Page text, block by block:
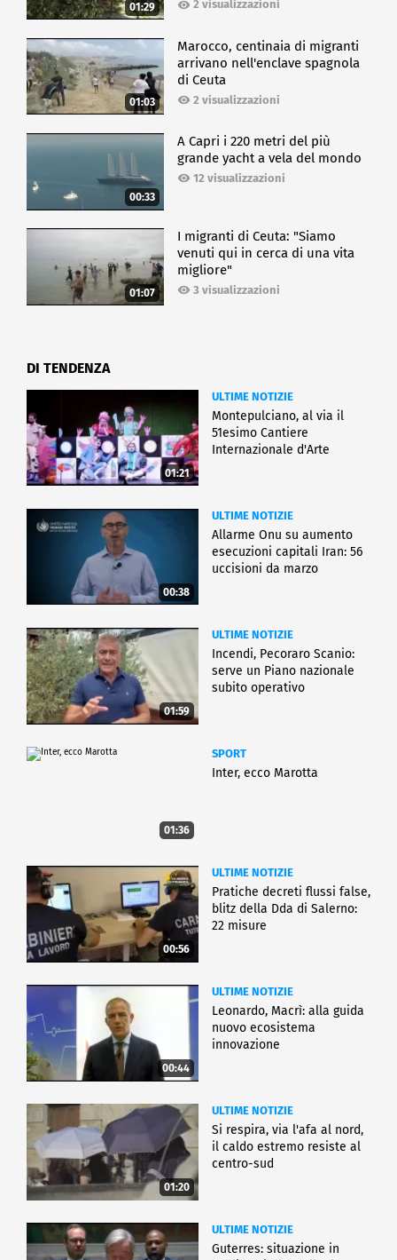
01:29 2 visualizzazioni
01:03
Marocco, centinaia di migranti
arrivano nell'enclave spagnola
di Ceuta
2 visualizzazioni
00:33
A Capri i 220 metri del più
grande yacht a vela del mondo
12 visualizzazioni
01:07
I migranti di Ceuta: "Siamo
venuti qui in cerca di una vita
migliore"
3 visualizzazioni
DI TENDENZA
01:21
ULTIME NOTIZIE
Montepulciano, al via il
51esimo Cantiere
Internazionale d'Arte
00:38
ULTIME NOTIZIE
Allarme Onu su aumento
esecuzioni capitali Iran: 56
uccisioni da marzo
01:59
ULTIME NOTIZIE
Incendi, Pecoraro Scanio:
serve un Piano nazionale
subito operativo
01:36
SPORT
Inter, ecco Marotta
00:56
ULTIME NOTIZIE
Pratiche decreti flussi false,
blitz della Dda di Salerno:
22 misure
00:44
ULTIME NOTIZIE
Leonardo, Macrì: alla guida
nuovo ecosistema
innovazione
01:20
ULTIME NOTIZIE
Si respira, via l'afa al nord,
il caldo estremo resiste al
centro-sud
ULTIME NOTIZIE
Guterres: situazione in